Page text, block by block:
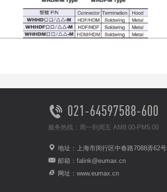
021-64597588-600
服务热线：周一到周五 AM8:00-PM5:00
地址：上海市闵行区中春路7088弄62号
邮箱：falink@eumax.cn
网址：www.eumax.cn